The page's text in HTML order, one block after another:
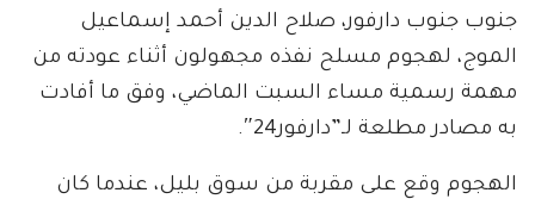
جنوب جنوب دارفور، صلاح الدين أحمد إسماعيل
الموج، لهجوم مسلح نفذه مجهولون أثناء عودته من
مهمة رسمية مساء السبت الماضي، وفق ما أفادت
به مصادر مطلعة لـ”دارفور24″.
الهجوم وقع على مقربة من سوق بليل، عندما كان